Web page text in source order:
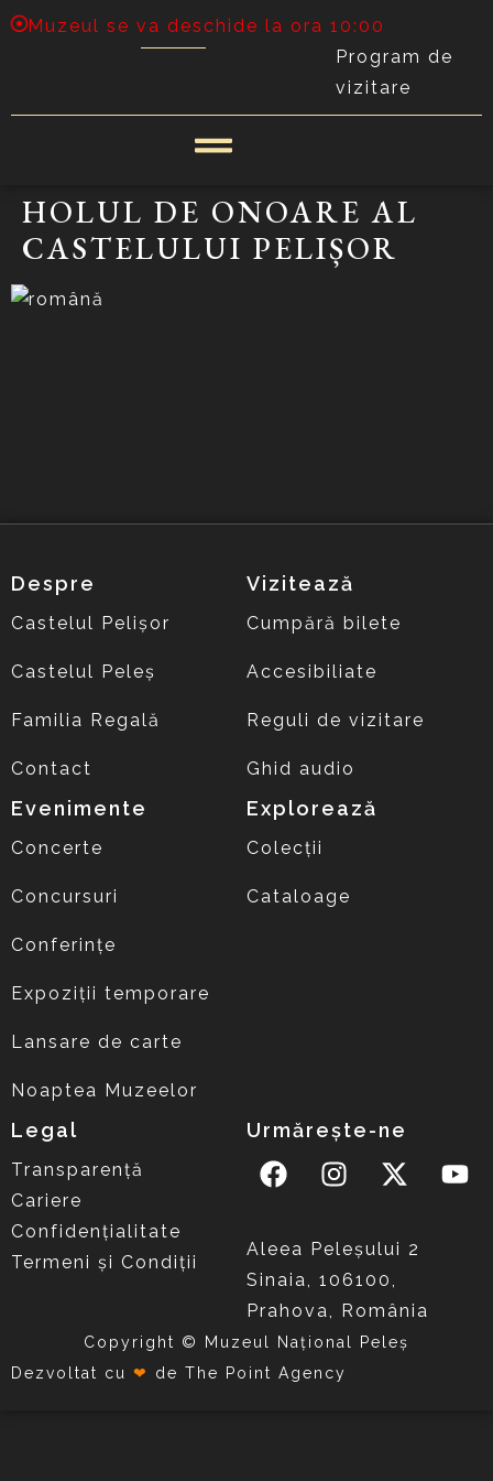
Muzeul se va deschide la ora 10:00
Program de
vizitare
HOLUL DE ONOARE AL
CASTELULUI PELIȘOR
Despre
Castelul Pelișor
Castelul Peleș
Familia Regală
Contact
Vizitează
Cumpără bilete
Accesibiliate
Reguli de vizitare
Ghid audio
Evenimente
Concerte
Concursuri
Conferințe
Expoziții temporare
Lansare de carte
Noaptea Muzeelor
Explorează
Colecții
Cataloage
Legal
Transparență
Cariere
Confidențialitate
Termeni și Condiții
Urmărește-ne
Aleea Peleşului 2
Sinaia, 106100,
Prahova, România
Copyright © Muzeul Național Peleș
Dezvoltat cu ❤ de The Point Agency